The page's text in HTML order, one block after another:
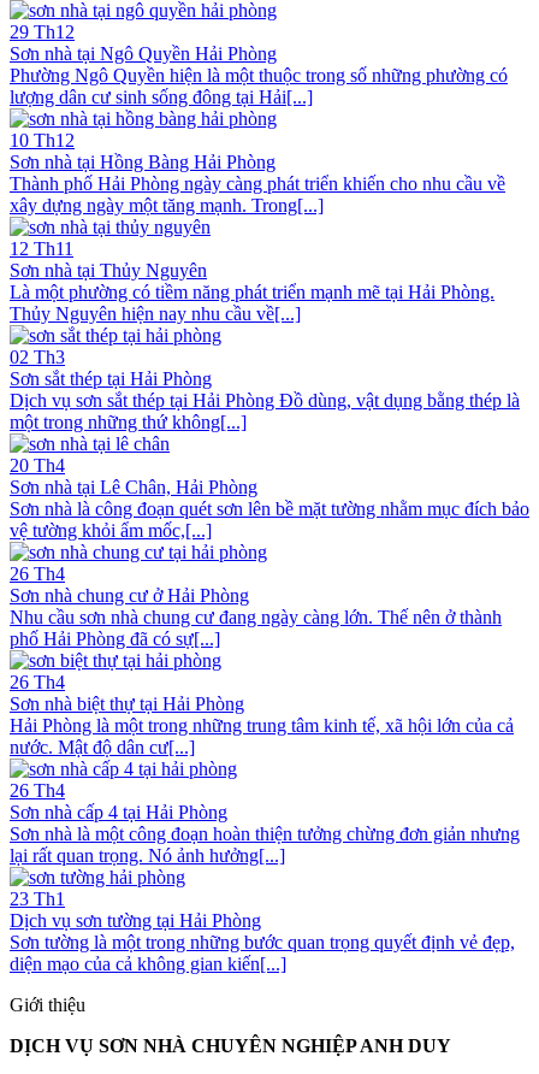
29 Th12
Sơn nhà tại Ngô Quyền Hải Phòng
Phường Ngô Quyền hiện là một thuộc trong số những phường có
lượng dân cư sinh sống đông tại Hải[...]
10 Th12
Sơn nhà tại Hồng Bàng Hải Phòng
Thành phố Hải Phòng ngày càng phát triển khiến cho nhu cầu về
xây dựng ngày một tăng mạnh. Trong[...]
12 Th11
Sơn nhà tại Thủy Nguyên
Là một phường có tiềm năng phát triển mạnh mẽ tại Hải Phòng.
Thủy Nguyên hiện nay nhu cầu về[...]
02 Th3
Sơn sắt thép tại Hải Phòng
Dịch vụ sơn sắt thép tại Hải Phòng Đồ dùng, vật dụng bằng thép là
một trong những thứ không[...]
20 Th4
Sơn nhà tại Lê Chân, Hải Phòng
Sơn nhà là công đoạn quét sơn lên bề mặt tường nhằm mục đích bảo
vệ tường khỏi ẩm mốc,[...]
26 Th4
Sơn nhà chung cư ở Hải Phòng
Nhu cầu sơn nhà chung cư đang ngày càng lớn. Thế nên ở thành
phố Hải Phòng đã có sự[...]
26 Th4
Sơn nhà biệt thự tại Hải Phòng
Hải Phòng là một trong những trung tâm kinh tế, xã hội lớn của cả
nước. Mật độ dân cư[...]
26 Th4
Sơn nhà cấp 4 tại Hải Phòng
Sơn nhà là một công đoạn hoàn thiện tưởng chừng đơn giản nhưng
lại rất quan trọng. Nó ảnh hưởng[...]
23 Th1
Dịch vụ sơn tường tại Hải Phòng
Sơn tường là một trong những bước quan trọng quyết định vẻ đẹp,
diện mạo của cả không gian kiến[...]
Giới thiệu
DỊCH VỤ SƠN NHÀ CHUYÊN NGHIỆP ANH DUY